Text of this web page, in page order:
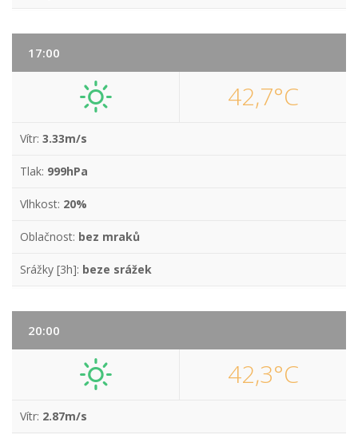
17:00
42,7°C
Vítr: 3.33m/s
Tlak: 999hPa
Vlhkost: 20%
Oblačnost: bez mraků
Srážky [3h]: beze srážek
20:00
42,3°C
Vítr: 2.87m/s